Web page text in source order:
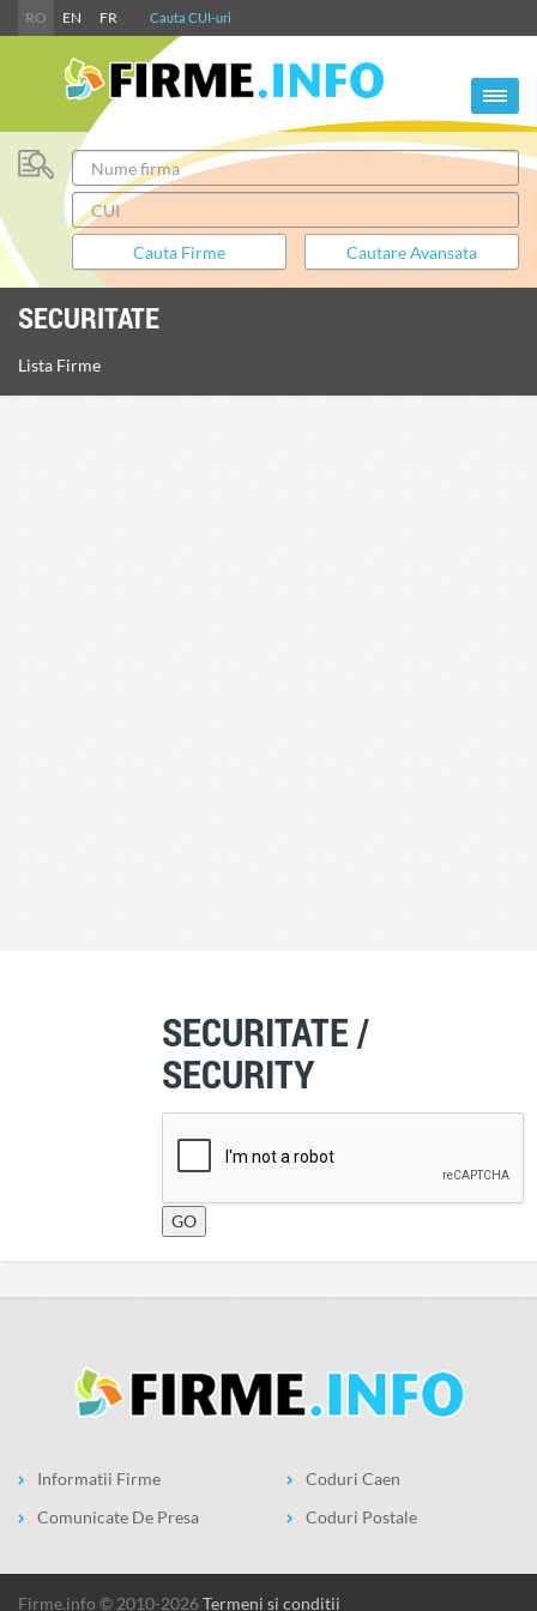
RO EN FR Cauta CUI-uri
SECURITATE
Lista Firme
SECURITATE /
SECURITY
Informatii Firme
Comunicate De Presa
Coduri Caen
Coduri Postale
firme.info © 2010-2026Termeni si conditii